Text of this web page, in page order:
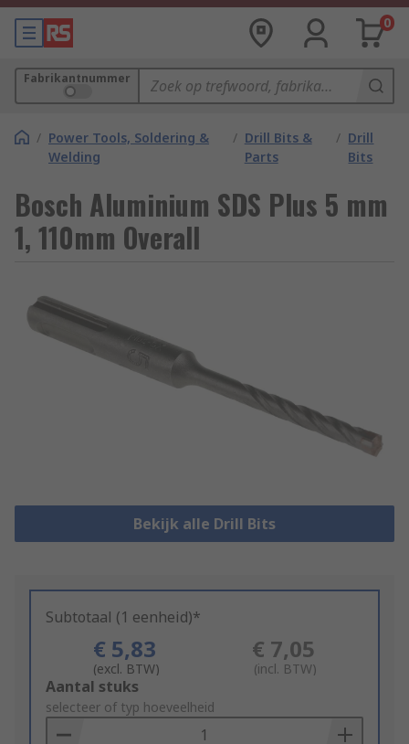
0
Fabrikantnummer
/ Power Tools, Soldering &
Welding
/ Drill Bits &
Parts
/ Drill
Bits
Bosch Aluminium SDS Plus 5 mm
1, 110mm Overall
Bekijk alle Drill Bits
Subtotaal (1 eenheid)*
€ 5,83
(excl. BTW)
€ 7,05
(incl. BTW)
Add
to
Basket
Aantal stuks
selecteer of typ hoeveelheid